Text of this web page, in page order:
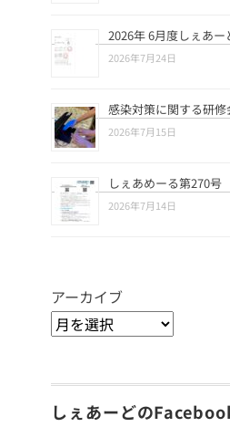
2026年 6月度しぇあー
2026年7月24日
感染対策に関する研修
2026年7月15日
しぇあめーる第270号
2026年7月14日
アーカイブ
しぇあーどの